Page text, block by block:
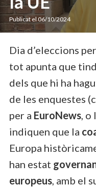
Publicat el06/10/2024
Dia d’eleccions
tot apunta que
dels que hi ha
de les enquestes
per a EuroNews, o
indiquen que la
Europa
han estat
europeus, amb el